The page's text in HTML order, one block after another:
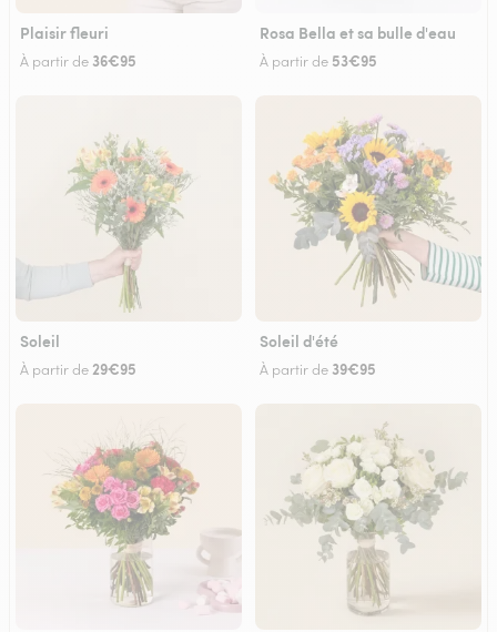
Plaisir fleuri
À partir de 36€95
Rosa Bella et sa bulle d'eau
À partir de 53€95
Soleil
À partir de 29€95
Soleil d'été
À partir de 39€95